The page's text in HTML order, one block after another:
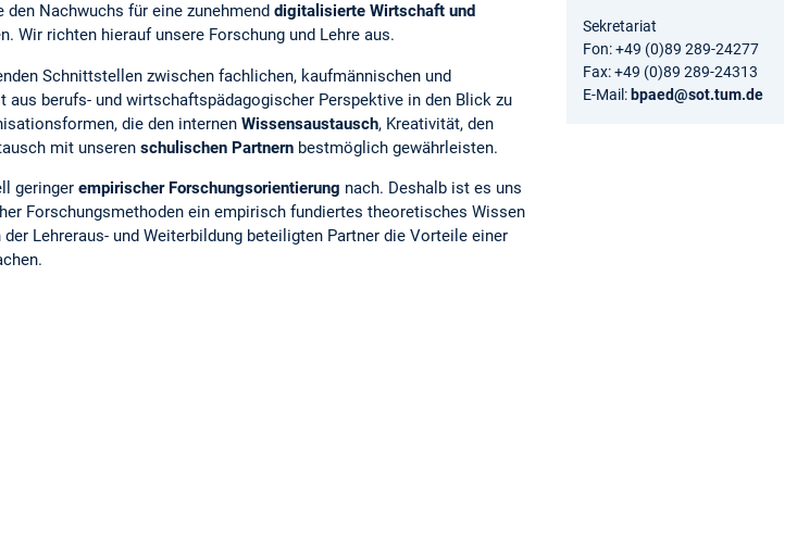
Nachwuchs für eine zunehmend digitalisierte Wirtschaft und
Wir richten hierauf unsere Forschung und Lehre aus.
Schnittstellen zwischen fachlichen, kaufmännischen und
berufs- und wirtschaftspädagogischer Perspektive in den Blick zu
die den internen Wissensaustausch, Kreativität, den
mit unseren schulischen Partnern bestmöglich gewährleisten.
geringer empirischer Forschungsorientierung nach. Deshalb ist es uns
Forschungsmethoden ein empirisch fundiertes theoretisches Wissen
Lehreraus- und Weiterbildung beteiligten Partner die Vorteile einer
Sekretariat
Fon: +49 (0)89 289-24277
Fax: +49 (0)89 289-24313
E-Mail: bpaed@sot.tum.de